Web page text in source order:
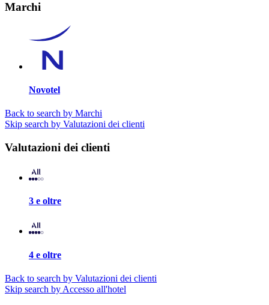
Marchi
Novotel
Back to search by Marchi
Skip search by Valutazioni dei clienti
Valutazioni dei clienti
3 e oltre
4 e oltre
Back to search by Valutazioni dei clienti
Skip search by Accesso all'hotel